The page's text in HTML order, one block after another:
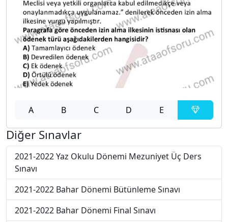
A B C D E
Diğer Sınavlar
2021-2022 Yaz Okulu Dönemi Mezuniyet Üç Ders
Sınavı
2021-2022 Bahar Dönemi Bütünleme Sınavı
2021-2022 Bahar Dönemi Final Sınavı